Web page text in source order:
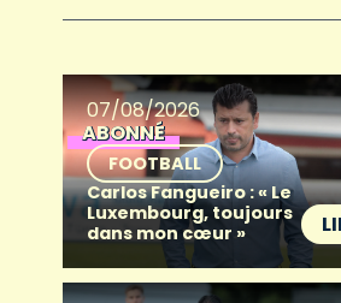
07/08/2026
ABONNÉ
FOOTBALL
Carlos Fangueiro : « Le
Luxembourg, toujours
dans mon cœur »